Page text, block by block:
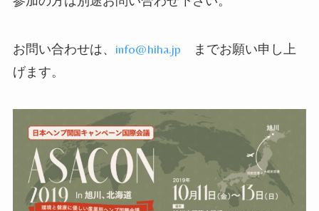
お問い合わせは、 info@hiha.jp までお願い申し上
げます。